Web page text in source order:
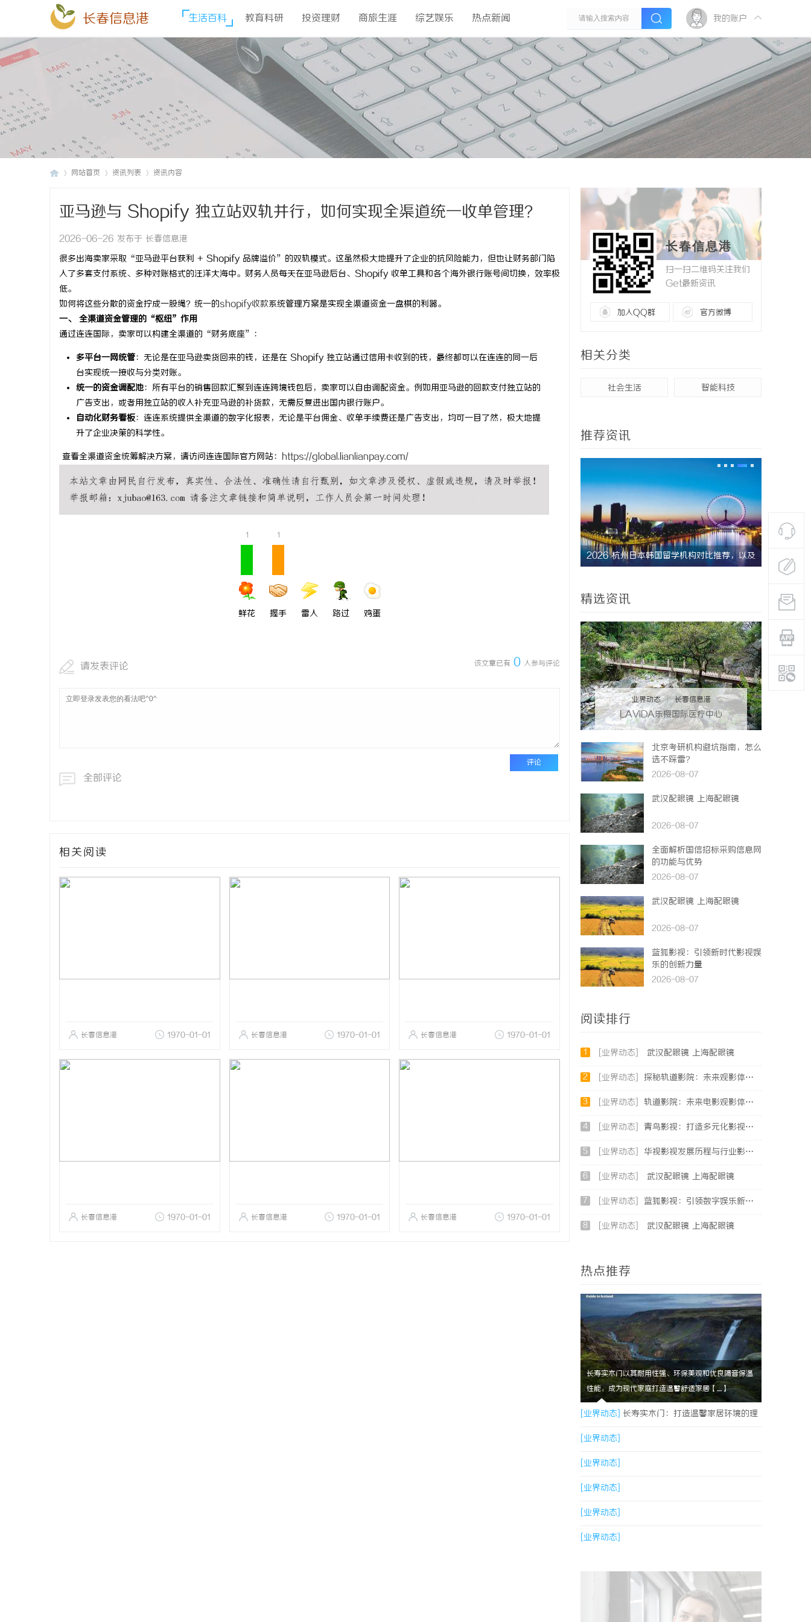
长春信息港 生活百科 教育科研 投资理财 商旅生涯 综艺娱乐 热点新闻 我的账户
网站首页 资讯列表 资讯内容
亚马逊与 Shopify 独立站双轨并行，如何实现全渠道统一收单管理？
2026-06-26 发布于 长春信息港
很多出海卖家采取“亚马逊平台获利 + Shopify 品牌溢价”的双轨模式。这虽然极大地提升了企业的抗风险能力，但也让财务部门陷
入了多套支付系统、多种对账格式的汪洋大海中。财务人员每天在亚马逊后台、Shopify 收单工具和各个海外银行账号间切换，效率极
低。
如何将这些分散的资金拧成一股绳？统一的shopify收款系统管理方案是实现全渠道资金一盘棋的利器。
一、 全渠道资金管理的“枢纽”作用
通过连连国际，卖家可以构建全渠道的“财务底座”：
多平台一网统管：无论是在亚马逊卖货回来的钱，还是在 Shopify 独立站通过信用卡收到的钱，最终都可以在连连的同一后
台实现统一接收与分类对账。
统一的资金调配池：所有平台的销售回款汇聚到连连跨境钱包后，卖家可以自由调配资金。例如用亚马逊的回款支付独立站的
广告支出，或者用独立站的收入补充亚马逊的补货款，无需反复进出国内银行账户。
自动化财务看板：连连系统提供全渠道的数字化报表，无论是平台佣金、收单手续费还是广告支出，均可一目了然，极大地提
升了企业决策的科学性。
查看全渠道资金统筹解决方案，请访问连连国际官方网站： https://global.lianlianpay.com/
1
鲜花
1
握手 雷人 路过 鸡蛋
该文章已有 0 人参与评论
请发表评论
评论
全部评论
相关阅读
长春信息港 1970-01-01 长春信息港 1970-01-01 长春信息港 1970-01-01
长春信息港 1970-01-01 长春信息港 1970-01-01 长春信息港 1970-01-01
长春信息港
扫一扫二维码关注我们
Get最新资讯
加入QQ群 官方微博
相关分类
社会生活 智能科技
推荐资讯
2026 杭州日本韩国留学机构对比推荐，以及 贝净 AC
全解析
精选资讯
业界动态 | 长春信息港
LAVIDA乐樱国际医疗中心
北京考研机构避坑指南，怎么
选不踩雷？
2026-08-07
武汉配眼镜 上海配眼镜
2026-08-07
全面解析国信招标采购信息网
的功能与优势
2026-08-07
武汉配眼镜 上海配眼镜
2026-08-07
蓝狐影视：引领新时代影视娱
乐的创新力量
2026-08-07
阅读排行
1 [业界动态] 武汉配眼镜 上海配眼镜
2 [业界动态] 探秘轨道影院：未来观影体验的创新之路
3 [业界动态] 轨道影院：未来电影观影体验的创新之路
4 [业界动态] 青鸟影视：打造多元化影视娱乐生态的先锋平台
5 [业界动态] 华视影视发展历程与行业影响力深入解析
6 [业界动态] 武汉配眼镜 上海配眼镜
7 [业界动态] 蓝狐影视：引领数字娱乐新时代的先锋力量
8 [业界动态] 武汉配眼镜 上海配眼镜
热点推荐
长寿实木门以其耐用性强、环保美观和优良隔音保温
性能，成为现代家庭打造温馨舒适家居【....】
[业界动态] 长寿实木门：打造温馨家居环境的理
想之选
[业界动态]
[业界动态]
[业界动态]
[业界动态]
[业界动态]